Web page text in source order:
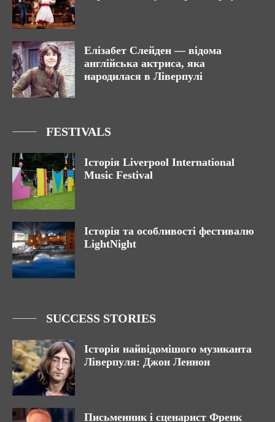
Елізабет Слейден — відома
англійська актриса, яка
народилася в Ліверпулі
FESTIVALS
Історія Liverpool International
Music Festival
Історія та особливості фестивалю
LightNight
SUCCESS STORIES
Історія найвідомішого музиканта
Ліверпуля: Джон Леннон
Письменник і сценарист Френк